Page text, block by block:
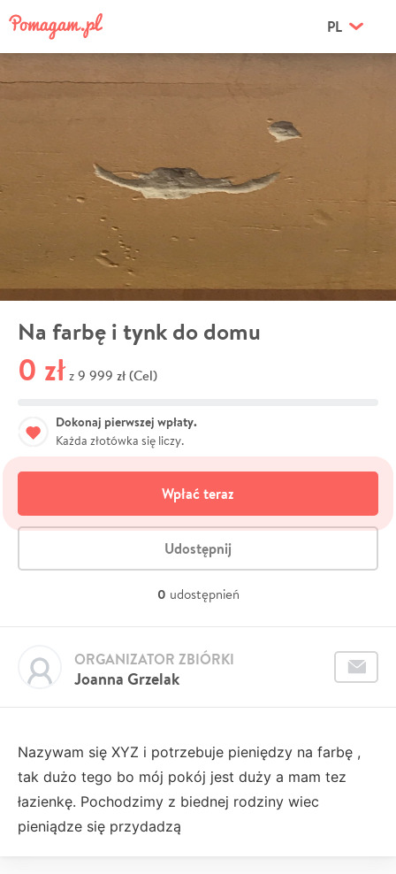
PL
Na farbę i tynk do domu
0 zł z 9 999 zł (Cel)
Dokonaj pierwszej wpłaty.
Każda złotówka się liczy.
Wpłać teraz
Udostępnij
0 udostępnień
Joanna Grzelak
ORGANIZATOR ZBIÓRKI
Nazywam się XYZ i potrzebuje pieniędzy na farbę ,
tak dużo tego bo mój pokój jest duży a mam tez
łazienkę. Pochodzimy z biednej rodziny wiec
pieniądze się przydadzą